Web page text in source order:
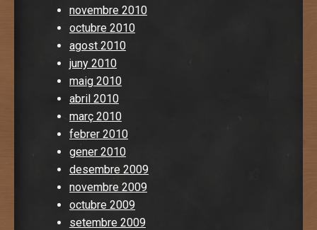
novembre 2010
octubre 2010
agost 2010
juny 2010
maig 2010
abril 2010
març 2010
febrer 2010
gener 2010
desembre 2009
novembre 2009
octubre 2009
setembre 2009